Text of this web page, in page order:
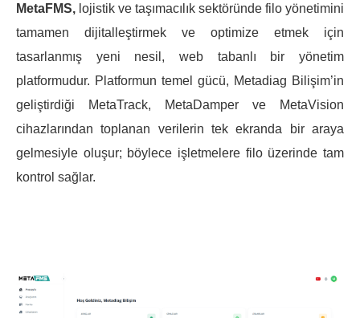
MetaFMS, lojistik ve taşımacılık sektöründe filo yönetimini
tamamen dijitalleştirmek ve optimize etmek için
tasarlanmış yeni nesil, web tabanlı bir yönetim
platformudur. Platformun temel gücü, Metadiag Bilişim’in
geliştirdiği MetaTrack, MetaDamper ve MetaVision
cihazlarından toplanan verilerin tek ekranda bir araya
gelmesiyle oluşur; böylece işletmelere filo üzerinde tam
kontrol sağlar.